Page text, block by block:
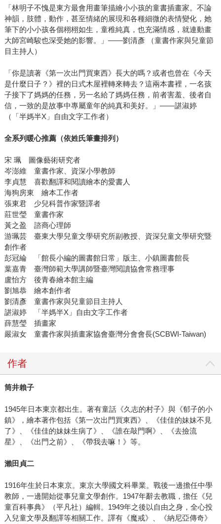
「林明子不愧是東方最會用畫筆描繪小小孩的童書插畫家。不論
神韻，肢體，動作，甚至情緒的展現和各種細微的表情變化，她
筆下的小小孩各個栩栩如生，童稚純真，也充滿情感，就連動畫
大師宮崎駿也深受她的影響。」——劉清彥 （童書作家與兒童節
目主持人）
「你是讀著《第一次出門買東西》長大的嗎？或者也曾在《今天
是什麼日子？》裡的日式木屋裡轉來轉去？這兩本書裡，一名孩
子接下了媽媽的任務，另一名給了媽媽任務，前者害羞、後者自
信，一致的是故事中專屬童年的純真和美好。」——諶淑婷
（「半媽半X」自由文字工作者）
全系列暖心推薦（依姓氏筆畫排列）
宋 珮 圖像藝術研究者
岑澎維 童書作家、資深小學教師
李貞慧 喜歡翻譯和閱讀繪本的愛書人
海狗房東 繪本工作者
張東君 少兒科普作家暨譯者
莊世瑩 童書作家
黃之盈 諮商心理師
游珮芸 臺東大學兒童文學研究所副教授、資深兒童文學研究暨
創作者
彭冠綸 「館長小編的圖書館日常」版主、小鎮圖書館長
葉嘉青 臺灣師範大學講師暨臺灣閱讀協會常務理事
盧怡方 後青春繪本館主編
劉旭恭 繪本創作者
劉清彥 童書作家與兒童節目主持人
諶淑婷 「半媽半X」自由文字工作者
薛慧瑩 插畫家
嚴淑女 童書作家與插畫家協會臺灣分會會長(SCBWI-Taiwan)
作者
筒井賴子
1945年日本東京都出生。著有童話《久志的村子》與《郁子的小
鎮》，繪本著作包括《第一次出門買東西》、《佳佳的妹妹不見
了》、《佳佳的妹妹生病了》、《誰在敲門啊》、《去撿流
星》、《出門之前》、《帶我去嘛！》等。
瀨田貞二
1916年生於日本東京。東京大學國文科畢業。戰後一邊擔任中學
教師，一邊開始從事兒童文學創作。1947年辭去教職，擔任《兒
童百科事典》（平凡社）編輯。1949年之後以自由之身，全心投
入兒童文學及翻譯等相關工作。譯有《魔戒》、《納尼亞傳奇》